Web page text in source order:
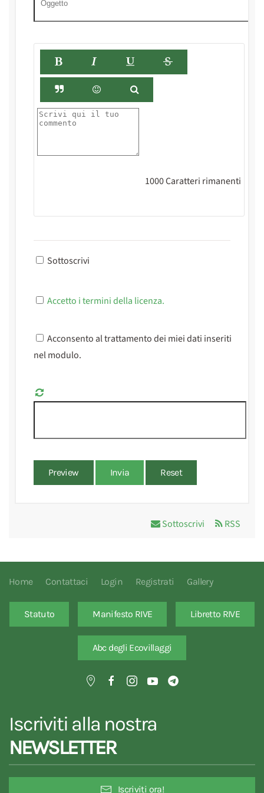
1000Caratteri rimanenti
Sottoscrivi
Accetto i termini della licenza.
Acconsento al trattamento dei miei dati inseriti
nel modulo.
Preview Invia Reset
Sottoscrivi RSS
Home Contattaci Login Registrati Gallery
Statuto Manifesto RIVE Libretto RIVE
Abc degli Ecovillaggi
Iscriviti alla nostra
NEWSLETTER
Iscriviti ora!